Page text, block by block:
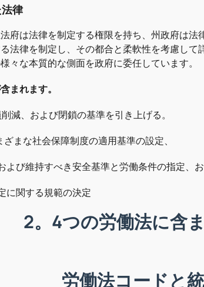
律
府は法律を制定する権限を持ち、州政府は
法律を制定し、その都合と柔軟性を考慮し
々な本質的な側面を政府に委任しています。
まれます。
減、および閉鎖の基準を引き上げる。
まな社会保障制度の適用基準の設定、
よび維持すべき安全基準と労働条件の指定、
に関する規範の決定
2。4つの労働法に含
労働法コードと